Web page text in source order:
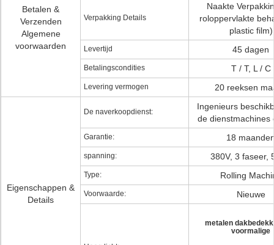
Betalen &
Verzenden
Algemene
voorwaarden
Verpakking Details
Naakte
roloppervlakte
plastic film)
Levertijd 45 dagen
Betalingscondities T / T, L / C
Levering vermogen 20 reeksen
Eigenschappen &
Details
De naverkoopdienst:
Ingenieurs
de dienstmachines
Garantie: 18
spanning: 380V, 3 faseer,
Type: Rolling
Voorwaarde: Nieuwe
metalen
voormalige